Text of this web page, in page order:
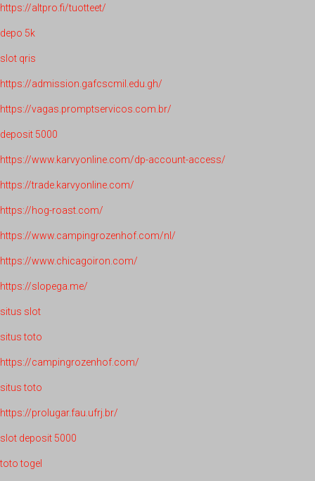
https://altpro.fi/tuotteet/
depo 5k
slot qris
https://admission.gafcscmil.edu.gh/
https://vagas.promptservicos.com.br/
deposit 5000
https://www.karvyonline.com/dp-account-access/
https://trade.karvyonline.com/
https://hog-roast.com/
https://www.campingrozenhof.com/nl/
https://www.chicagoiron.com/
https://slopega.me/
situs slot
situs toto
https://campingrozenhof.com/
situs toto
https://prolugar.fau.ufrj.br/
slot deposit 5000
toto togel